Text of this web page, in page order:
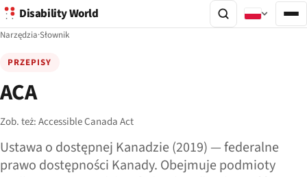
Disability World
Narzędzia·Słownik
PRZEPISY
ACA
Zob. też:Accessible Canada Act
Ustawa o dostępnej Kanadzie (2019) — federalne
prawo dostępności Kanady. Obejmuje podmioty